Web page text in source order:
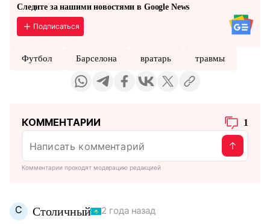
Следите за нашими новостями в Google News
Подписаться
Футбол Барселона вратарь травмы
КОММЕНТАРИИ 1
Комментарии проходят модерацию редакцией
С Столичный 2 года назад